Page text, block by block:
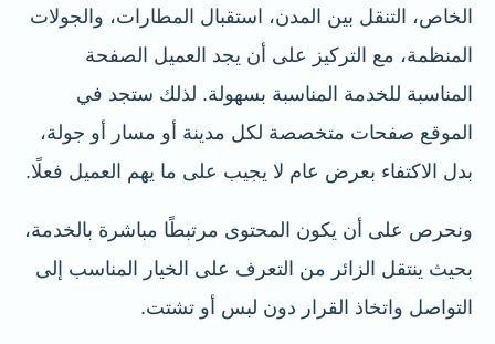
الخاص، التنقل بين المدن، استقبال المطارات، والجولات
المنظمة، مع التركيز على أن يجد العميل الصفحة
المناسبة للخدمة المناسبة بسهولة. لذلك ستجد في
الموقع صفحات متخصصة لكل مدينة أو مسار أو جولة،
بدل الاكتفاء بعرض عام لا يجيب على ما يهم العميل فعلًا.
ونحرص على أن يكون المحتوى مرتبطًا مباشرة بالخدمة،
بحيث ينتقل الزائر من التعرف على الخيار المناسب إلى
التواصل واتخاذ القرار دون لبس أو تشتت.